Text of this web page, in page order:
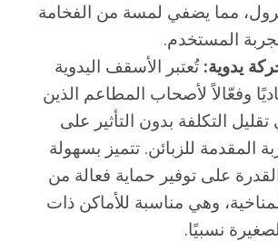
مما يضفي لمسة من الفخامة
المستخدم.
يدوية: تُعتبر الأسقف اليدوية
وفعّالاً لأصحاب المطاعم الذين
التكلفة بدون التأثير على
المقدمة للزبائن. تتميز بسهولة
على توفير حماية فعالة من
وهي مناسبة للأماكن ذات
نسبيًا.